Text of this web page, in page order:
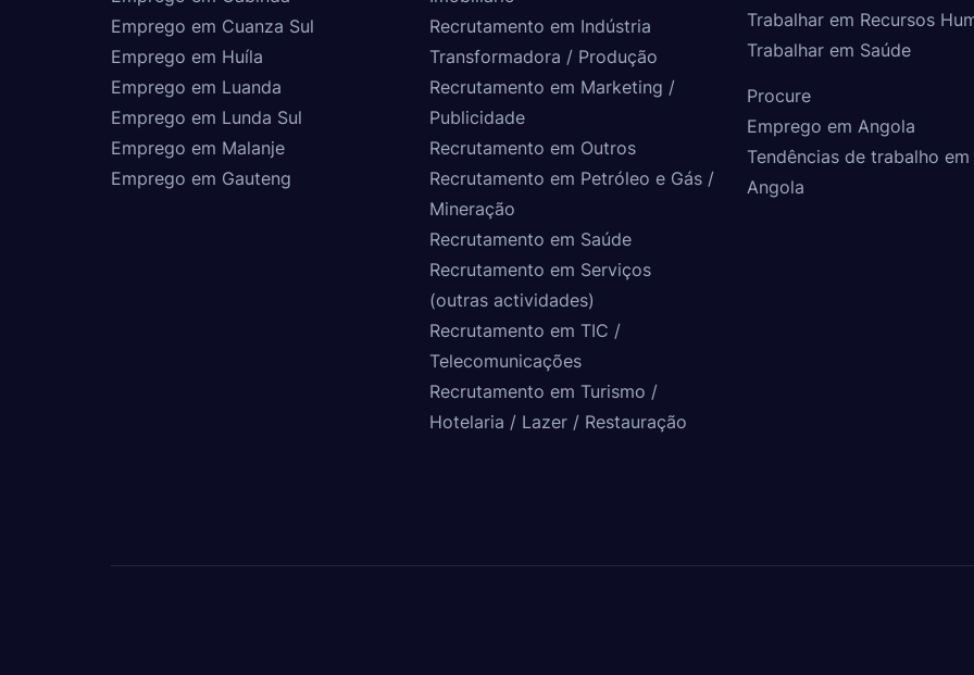
Emprego em Cuanza Sul
Emprego em Huíla
Emprego em Luanda
Emprego em Lunda Sul
Emprego em Malanje
Emprego em Gauteng
Recrutamento em Indústria
Transformadora / Produção
Recrutamento em Marketing /
Publicidade
Recrutamento em Outros
Recrutamento em Petróleo e Gás /
Mineração
Recrutamento em Saúde
Recrutamento em Serviços
(outras actividades)
Recrutamento em TIC /
Telecomunicações
Recrutamento em Turismo /
Hotelaria / Lazer / Restauração
Trabalhar em Recursos
Trabalhar em Saúde
Procure
Emprego em Angola
Tendências de trabalho em
Angola